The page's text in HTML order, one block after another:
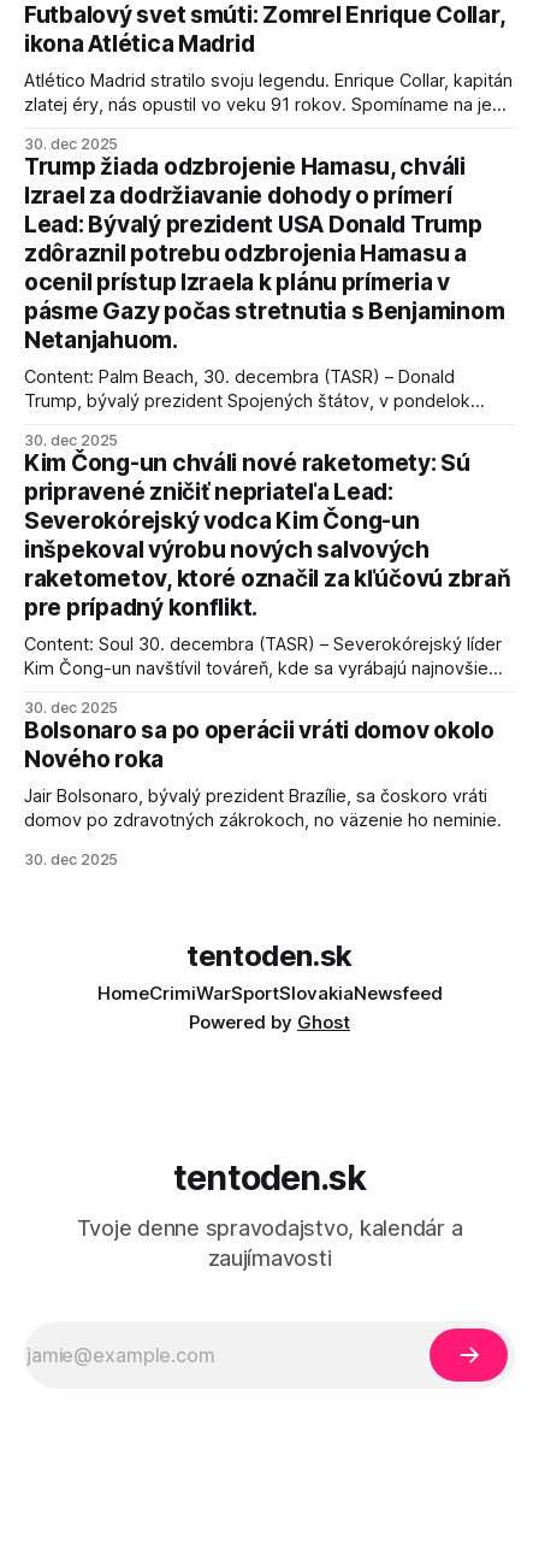
Futbalový svet smúti: Zomrel Enrique Collar,
ikona Atlética Madrid
Atlético Madrid stratilo svoju legendu. Enrique Collar, kapitán
zlatej éry, nás opustil vo veku 91 rokov. Spomíname na jeho
30. dec 2025
Trump žiada odzbrojenie Hamasu, chváli
Izrael za dodržiavanie dohody o prímerí
Lead: Bývalý prezident USA Donald Trump
zdôraznil potrebu odzbrojenia Hamasu a
ocenil prístup Izraela k plánu prímeria v
pásme Gazy počas stretnutia s Benjaminom
Netanjahuom.
Content: Palm Beach, 30. decembra (TASR) – Donald
Trump, bývalý prezident Spojených štátov, v pondelok
kľúčové pre úspešné dosiahnutie prímeria v Gaze. Agentúra
AFP informuje, že Trump vyjadril presvedčenie, že Izrael plní
podmienky dohody o prí
30. dec 2025
Kim Čong-un chváli nové raketomety: Sú
pripravené zničiť nepriateľa Lead:
Severokórejský vodca Kim Čong-un
inšpekoval výrobu nových salvových
raketometov, ktoré označil za kľúčovú zbraň
pre prípadný konflikt.
Content: Soul 30. decembra (TASR) – Severokórejský líder
Kim Čong-un navštívil továreň, kde sa vyrábajú najnovšie
schopnosti. Informovali o tom štátne médiá KĽDR, na ktoré
sa odvoláva agentúra AFP.
30. dec 2025
Bolsonaro sa po operácii vráti domov okolo
Nového roka
Jair Bolsonaro, bývalý prezident Brazílie, sa čoskoro vráti
domov po zdravotných zákrokoch, no väzenie ho neminie.
30. dec 2025
tentoden.sk
HomeCrimiWarSportSlovakiaNewsfeed
Powered by Ghost
tentoden.sk
Tvoje denne spravodajstvo, kalendár a
zaujímavosti